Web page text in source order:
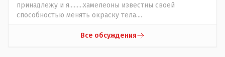
принадлежу и я.........хамелеоны известны своей
способностью менять окраску тела....
Все обсуждения